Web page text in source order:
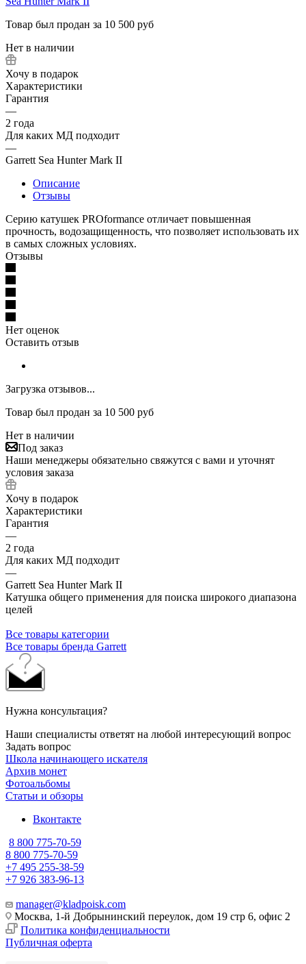
Товар был продан за 10 500 руб
Нет в наличии
Хочу в подарок
Характеристики
Гарантия
—
2 года
Для каких МД подходит
—
Garrett Sea Hunter Mark II
Описание
Отзывы
Серию катушек PROformance отличает повышенная
прочность, водозащищенность, что позволяет использовать их
в самых сложных условиях.
Отзывы
Нет оценок
Оставить отзыв
Загрузка отзывов...
Товар был продан за 10 500 руб
Нет в наличии
Под заказ
Наши менеджеры обязательно свяжутся с вами и уточнят
условия заказа
Хочу в подарок
Характеристики
Гарантия
—
2 года
Для каких МД подходит
—
Garrett Sea Hunter Mark II
Катушка общего применения для поиска широкого диапазона
целей
Все товары категории
Все товары бренда Garrett
Нужна консультация?
Наши специалисты ответят на любой интересующий вопрос
Задать вопрос
Школа начинающего искателя
Архив монет
Фотоальбомы
Статьи и обзоры
Вконтакте
8 800 775-70-59
8 800 775-70-59
+7 495 255-38-59
+7 926 383-96-13
manager@kladpoisk.com
Москва, 1-й Добрынинский переулок, дом 19 стр 6, офис 2
Политика конфиденциальности
Публичная оферта